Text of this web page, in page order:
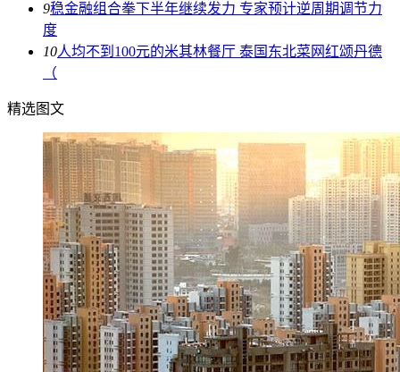
9稳金融组合拳下半年继续发力 专家预计逆周期调节力
度
10人均不到100元的米其林餐厅 泰国东北菜网红颂丹德
（
精选图文